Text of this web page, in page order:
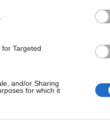
Targeted
and/or Sharing
for which it